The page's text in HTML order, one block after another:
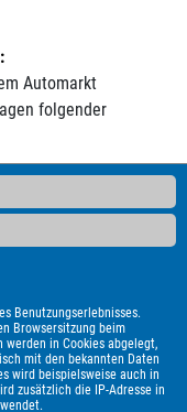
Benutzungserlebnisses.
Browsersitzung beim
werden in Cookies abgelegt,
mit den bekannten Daten
wird beispielsweise auch in
zusätzlich die IP-Adresse in
Automarkt
folgender
Romeo
Andere
Borgward
Harley-Davidson
Itineo
Iveco
Kia Knaus
LMC
MAN MF
MG